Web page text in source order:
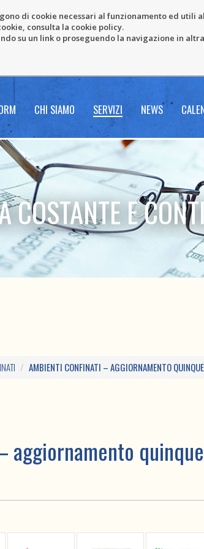
di cookie necessari al funzionamento ed utili
consulta la cookie policy.
su un link o proseguendo la navigazione in
CHI SIAMO SERVIZI NEWS
COSTANTE E
AMBIENTI CONFINATI – AGGIORNAMENTO
aggiornamento